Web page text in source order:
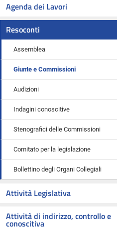
Agenda dei Lavori
Resoconti
Assemblea
Giunte e Commissioni
Audizioni
Indagini conoscitive
Stenografici delle Commissioni
Comitato per la legislazione
Bollettino degli Organi Collegiali
Attività Legislativa
Attività di indirizzo, controllo e
conoscitiva